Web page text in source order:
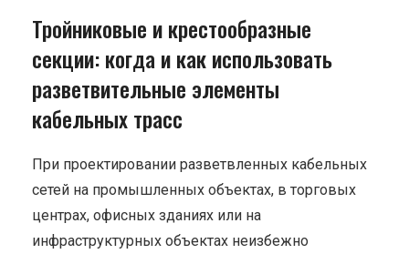
Тройниковые и крестообразные
секции: когда и как использовать
разветвительные элементы
кабельных трасс
При проектировании разветвленных кабельных
сетей на промышленных объектах, в торговых
центрах, офисных зданиях или на
инфраструктурных объектах неизбежно